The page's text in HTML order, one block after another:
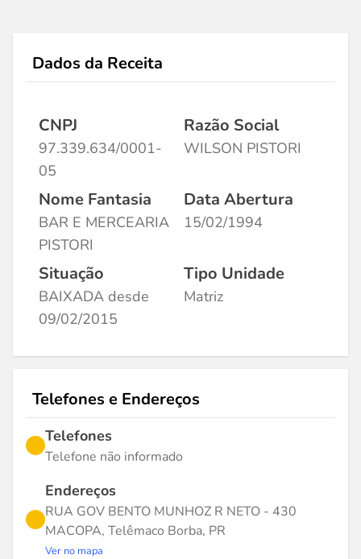
Dados da Receita
CNPJ
97.339.634/0001-
05
Razão Social
WILSON PISTORI
Nome Fantasia
BAR E MERCEARIA
PISTORI
Data Abertura
15/02/1994
Situação
BAIXADA desde
09/02/2015
Tipo Unidade
Matriz
Telefones e Endereços
Telefones
Telefone não informado
Endereços
RUA GOV BENTO MUNHOZ R NETO - 430
MACOPA, Telêmaco Borba, PR
Ver no mapa